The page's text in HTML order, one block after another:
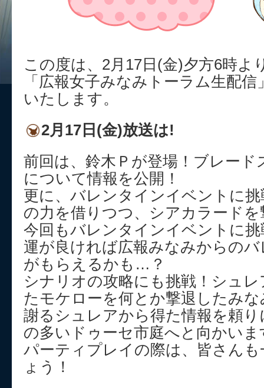
この度は、2月17日(金)夕方6時よ
「広報女子みなみトーラム生配
いたします。
2月17日(金)放送は!
前回は、鈴木Ｐが登場！ブレード
について情報を公開！
更に、バレンタインイベントに
の力を借りつつ、シアカラード
今回もバレンタインイベントに挑
運が良ければ広報みなみからの
がもらえるかも…？
シナリオの攻略にも挑戦！シュ
たモケローを何とか撃退したみな
謝るシュレアから得た情報を頼
の多いドゥーセ市庭へと向かいま
パーティプレイの際は、皆さん
ょう！